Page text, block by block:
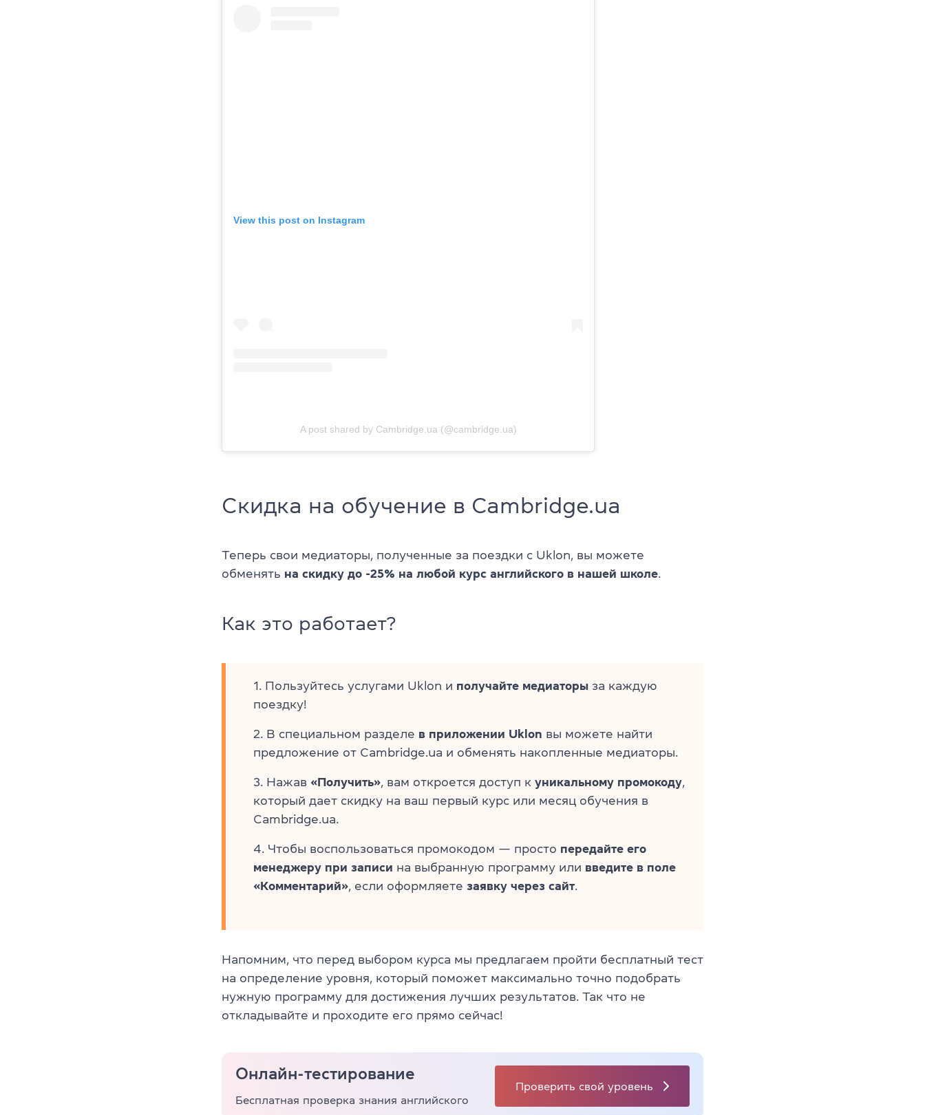
View this post on Instagram
A post shared by Cambridge.ua (@cambridge.ua)
Скидка на обучение в Cambridge.ua
Теперь свои медиаторы, полученные за поездки с Uklon, вы можете
обменять на скидку до -25% на любой курс английского в нашей школе.
Как это работает?
Пользуйтесь услугами Uklon и получайте медиаторы за каждую
поездку!
В специальном разделе в приложении Uklon вы можете найти
предложение от Cambridge.ua и обменять накопленные медиаторы.
Нажав «Получить», вам откроется доступ к уникальному промокоду,
который дает скидку на ваш первый курс или месяц обучения в
Cambridge.ua.
Чтобы воспользоваться промокодом — просто передайте его
менеджеру при записи на выбранную программу или введите в поле
«Комментарий», если оформляете заявку через сайт.
Напомним, что перед выбором курса мы предлагаем пройти бесплатный тест
на определение уровня, который поможет максимально точно подобрать
нужную программу для достижения лучших результатов. Так что не
откладывайте и проходите его прямо сейчас!
Онлайн-тестирование
Бесплатная проверка знания английского
Проверить свой уровень